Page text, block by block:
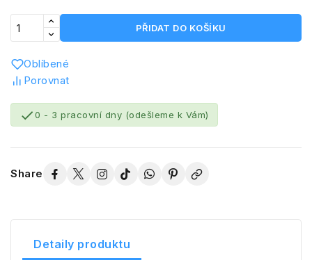
PŘIDAT DO KOŠÍKU
Oblíbené
Porovnat
0 - 3 pracovní dny (odešleme k Vám)
Share
Detaily produktu